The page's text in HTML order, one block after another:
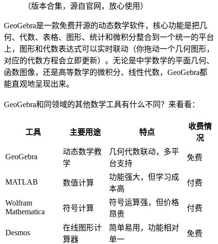
（版本合集，源自官网，放心使用）
GeoGebra是一款免费开源的动态数学软件，核心功能是把几
何、代数、表格、图形、统计和微积分整合到一个统一的平台
上，图形和代数表达式可以实时联动（你拖动一个几何图形，
对应的代数方程会立即更新）。无论是中学数学的平面几何、
函数图像，还是高等数学的微积分、线性代数，GeoGebra都
能直观地呈现出来。
GeoGebra和同领域的其他数学工具有什么不同？来看看：
工具 主要用途 特点
收费情
况
GeoGebra
动态数学教
学
几何代数联动，多平
台支持
免费
MATLAB 数值计算
功能强大，但学习成
本高
付费
Wolfram
Mathematica
符号计算
符号运算强，但价格
昂贵
付费
Desmos
在线图形计
算器
简单易用，功能相对
单一
免费